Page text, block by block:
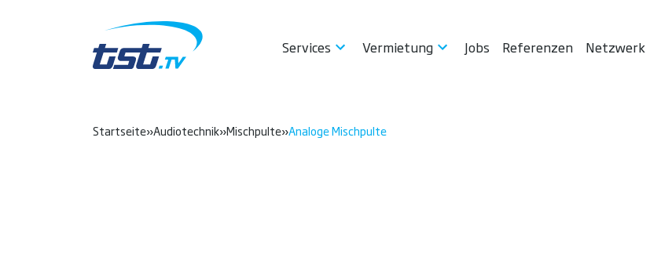
Services Vermietung Jobs Referenzen Netzwerk
Startseite»Audiotechnik»Mischpulte»Analoge Mischpulte